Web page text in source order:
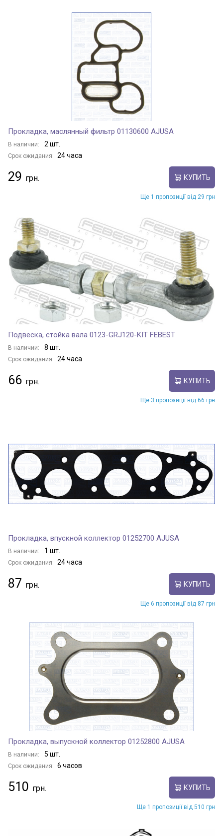
Прокладка, маслянный фильтр 01130600 AJUSA
В наличии: 2 шт.
Срок ожидания: 24 часа
29 КУПИТЬ
Ще 1 пропозиції від 29 грн
Подвеска, стойка вала 0123-GRJ120-KIT FEBEST
В наличии: 8 шт.
Срок ожидания: 24 часа
66 КУПИТЬ
Ще 3 пропозиції від 66 грн
Прокладка, впускной коллектор 01252700 AJUSA
В наличии: 1 шт.
Срок ожидания: 24 часа
87 КУПИТЬ
Ще 6 пропозиції від 87 грн
Прокладка, выпускной коллектор 01252800 AJUSA
В наличии: 5 шт.
Срок ожидания: 6 часов
510 КУПИТЬ
Ще 1 пропозиції від 510 грн